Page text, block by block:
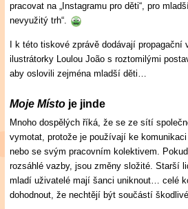
pracovat na „Instagramu pro děti“, pro
nevyužitý trh“.
I k této tiskové zprávě dodávají propagační
ilustrátorky Loulou João s roztomilými
aby oslovili zejména mladší děti…
Moje Místo je jinde
Mnoho dospělých říká, že se ze sítí
vymotat, protože je používají ke
nebo se svým pracovním kolektivem.
rozsáhlé vazby, jsou změny složité. Starší
mladí uživatelé mají šanci uniknout… celé
dohodnout, že nechtějí být součástí